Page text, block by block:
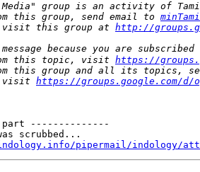
group is an activity of
this group, send email to
visit this group at http://
this topic, visit https://
this group and all its topics,
visit https://groups.google.com/d/
--------------
scrubbed...
pipermail/indology/